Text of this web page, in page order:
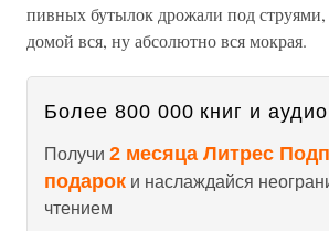
пивных бутылок дрожали под
домой вся, ну абсолютно вся мокрая.
Более 800 000 книг и
Получи 2 месяца Литрес
подарок и наслаждайся
чтением